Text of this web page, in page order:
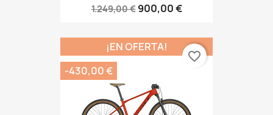
1.249,00 € 900,00 €
¡EN OFERTA!
-430,00 €
favorite_border